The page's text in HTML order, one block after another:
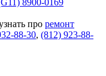
про ремонт
88-30, (812) 923-88-